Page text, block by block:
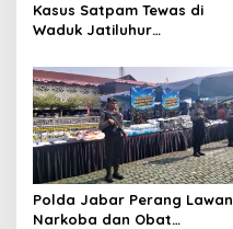
Kasus Satpam Tewas di
Waduk Jatiluhur
Pelaku Lebih dari 1 Orang
Polda Jabar Perang Lawan
Narkoba dan Obat